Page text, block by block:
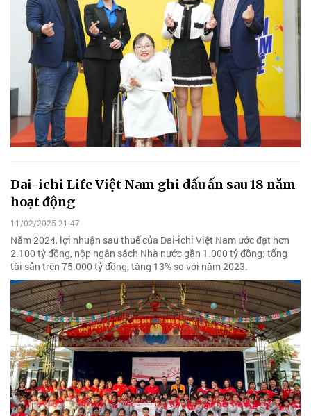
Dai-ichi Life Việt Nam ghi dấu ấn sau 18 năm
hoạt động
11/02/2025 21:47
Năm 2024, lợi nhuận sau thuế của Dai-ichi Việt Nam ước đạt hơn
2.100 tỷ đồng, nộp ngân sách Nhà nước gần 1.000 tỷ đồng; tổng
tài sản trên 75.000 tỷ đồng, tăng 13% so với năm 2023.